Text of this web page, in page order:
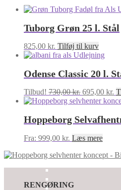
Tuborg Grøn 25 l. Stål
825,00 kr. Tilføj til kurv
Odense Classic 20 l.
Tilbud! 730,00kr. Den
oprindelige
var:
730,00 kr..
695,00 kr.
er:
Hoppeborg
Fra: 999,00 kr. Læs mere
RENGØRING